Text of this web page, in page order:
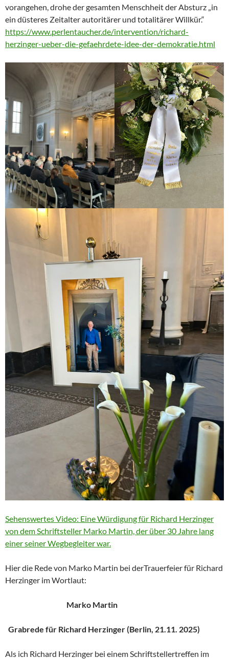
vorangehen, drohe der gesamten Menschheit der Absturz „in
ein düsteres Zeitalter autoritärer und totalitärer Willkür.“
https://www.perlentaucher.de/intervention/richard-
herzinger-ueber-die-gefaehrdete-idee-der-demokratie.html
Sehenswertes Video: Eine Würdigung für Richard Herzinger
von dem Schriftsteller Marko Martin, der über 30 Jahre lang
einer seiner Wegbegleiter war.
Hier die Rede von Marko Martin bei derTrauerfeier für Richard
Herzinger im Wortlaut:
Marko Martin
Grabrede für Richard Herzinger (Berlin, 21.11. 2025)
Als ich Richard Herzinger bei einem Schriftstellertreffen im